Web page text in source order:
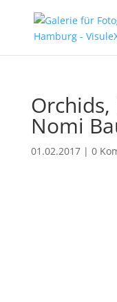
Nomi
01.02.2017| 0